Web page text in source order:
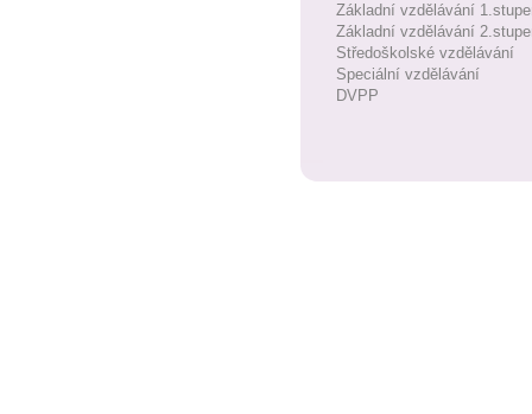
Základní vzdělávání
Základní vzdělávání
Středoškolské vzdělávání
Speciální vzdělávání
DVPP